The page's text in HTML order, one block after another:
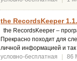
the RecordsKeeper
the RecordsKeeper –
Прекрасно походит для
личной информацией и
условно-бесплатная
86